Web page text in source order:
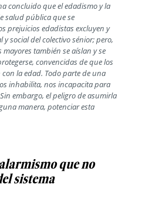
concluido que el edadismo y la
salud pública que se
prejuicios edadistas excluyen y
social del colectivo sénior; pero,
también se aíslan y se
convencidas de que los
la edad. Todo parte de una
inhabilita, nos incapacita para
embargo, el peligro de asumirla
manera, potenciar esta
que no
sistema